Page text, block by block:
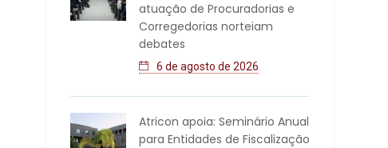
atuação de Procuradorias e
Corregedorias norteiam
debates
6 de agosto de 2026
Atricon apoia: Seminário Anual
para Entidades de Fiscalização